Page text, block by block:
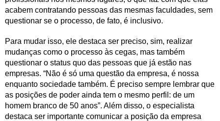
acabem contratando pessoas das mesmas faculdades, sem
questionar se o processo, de fato, é inclusivo.
Para mudar isso, ele destaca ser preciso, sim, realizar
mudanças como o processo às cegas, mas também
questionar o status quo das pessoas que já estão nas
empresas. “Não é só uma questão da empresa, é nossa
enquanto sociedade também. É preciso sempre lembrar que
as posições de poder ainda tem o mesmo perfil: de um
homem branco de 50 anos”. Além disso, o especialista
destaca ser importante comunicar a posição da empresa